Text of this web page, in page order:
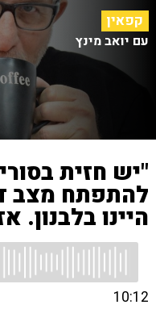
קפאין
עם יואב מינץ
"יש חזית
להתפתח מצב
היינו בלבנון.
10:12